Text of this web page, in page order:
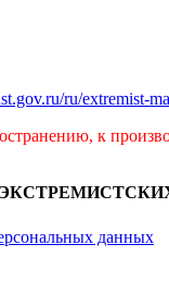
ru/extremist-
к
данных